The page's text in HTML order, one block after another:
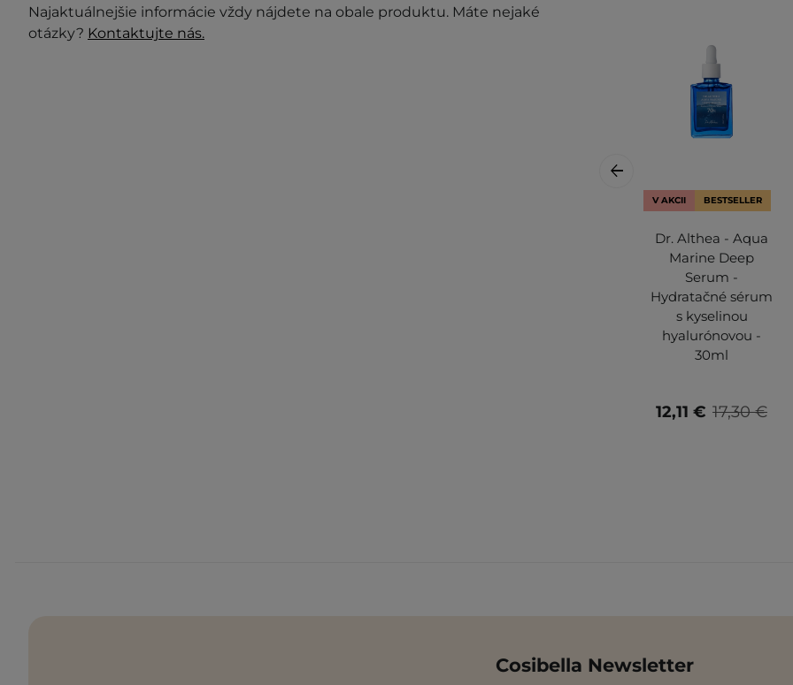
Najaktuálnejšie informácie vždy nájdete na obale produktu. Máte nejaké
otázky? Kontaktujte nás.
V AKCII BESTSELLER
Dr. Althea - Aqua
Marine Deep
Serum -
Hydratačné sérum
s kyselinou
hyalurónovou -
30ml
17,30 €
12,11 €
Cosibella Newsletter